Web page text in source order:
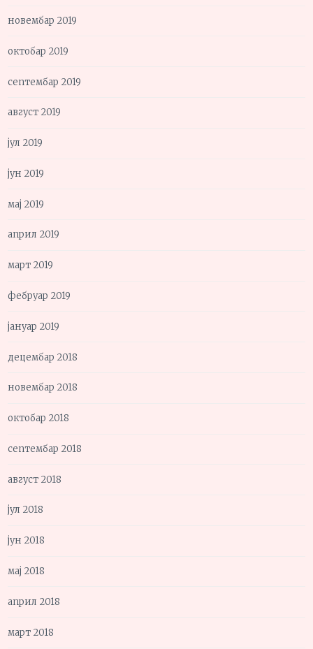
новембар 2019
октобар 2019
септембар 2019
август 2019
јул 2019
јун 2019
мај 2019
април 2019
март 2019
фебруар 2019
јануар 2019
децембар 2018
новембар 2018
октобар 2018
септембар 2018
август 2018
јул 2018
јун 2018
мај 2018
април 2018
март 2018